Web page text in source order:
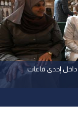
داخل إحدى قاعات